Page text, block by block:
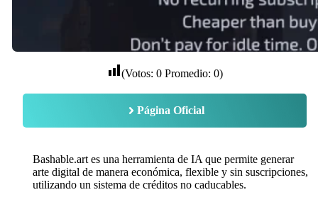
(Votos: 0Promedio: 0)
Página Oficial
Bashable.art es una herramienta de IA que permite generar
arte digital de manera económica, flexible y sin suscripciones,
utilizando un sistema de créditos no caducables.